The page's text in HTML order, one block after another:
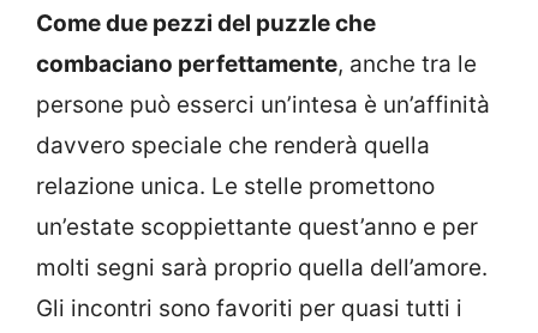
Come due pezzi del puzzle che
combaciano perfettamente, anche tra le
persone può esserci un’intesa è un’affinità
davvero speciale che renderà quella
relazione unica. Le stelle promettono
un’estate scoppiettante quest’anno e per
molti segni sarà proprio quella dell’amore.
Gli incontri sono favoriti per quasi tutti i